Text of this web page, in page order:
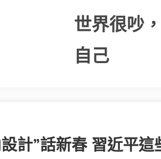
世界很吵
自己
計”話新春 習近平這